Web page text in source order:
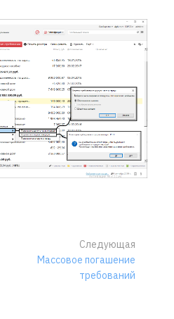
Следующая
Массовое погашение
требований